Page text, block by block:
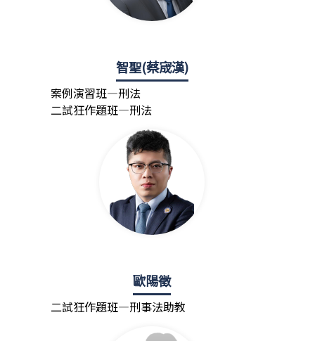
智聖(蔡宬漢)
案例演習班—刑法
二試狂作題班—刑法
歐陽徵
二試狂作題班—刑事法助教